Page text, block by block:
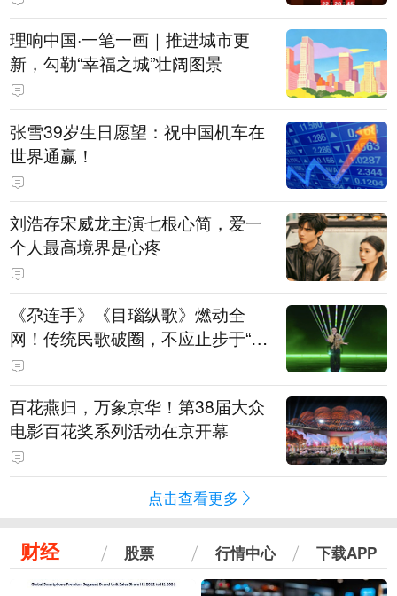
理响中国·一笔一画｜推进城市更
新，勾勒“幸福之城”壮阔图景
张雪39岁生日愿望：祝中国机车在
世界通赢！
刘浩存宋威龙主演七根心简，爱一
个人最高境界是心疼
《尕连手》《目瑙纵歌》燃动全
网！传统民歌破圈，不应止步于“上
头”
百花燕归，万象京华！第38届大众
电影百花奖系列活动在京开幕
点击查看更多
财经 股票 行情中心 下载APP